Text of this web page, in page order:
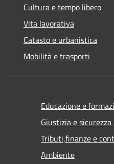
Cultura e tempo libero
Vita lavorativa
Catasto e urbanistica
Mobilità e trasporti
Educazione e
Giustizia e
Tributi,finanze e
Ambiente